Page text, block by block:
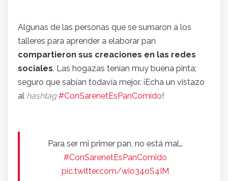
Algunas de las personas que se sumaron a los
talleres para aprender a elaborar pan
compartieron sus creaciones en las redes
sociales. Las hogazas tenían muy buena pinta;
seguro que sabían todavía mejor. ¡Echa un vistazo
al hashtag#ConSarenetEsPanComido!
Para ser mi primer pan, no está mal…
#ConSarenetEsPanComido
pic.twitter.com/wio34oS4IM